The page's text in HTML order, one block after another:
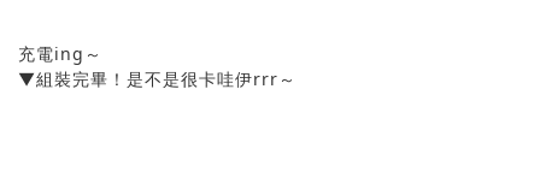
充電ing～
▼組裝完畢！是不是很卡哇伊rrr～